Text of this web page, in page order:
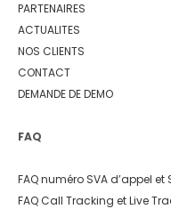
PARTENAIRES
ACTUALITES
NOS CLIENTS
CONTACT
DEMANDE DE DEMO
FAQ
FAQ numéro SVA d’appel et
FAQ Call Tracking et Live